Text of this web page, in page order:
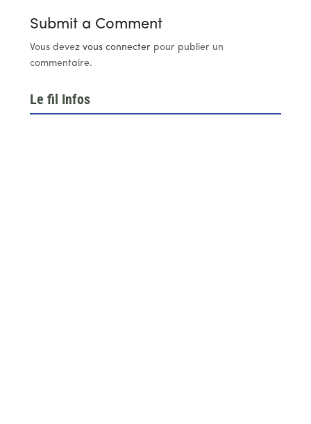
Submit a Comment
Vous devez vous connecterpour publier un
commentaire.
Le fil Infos